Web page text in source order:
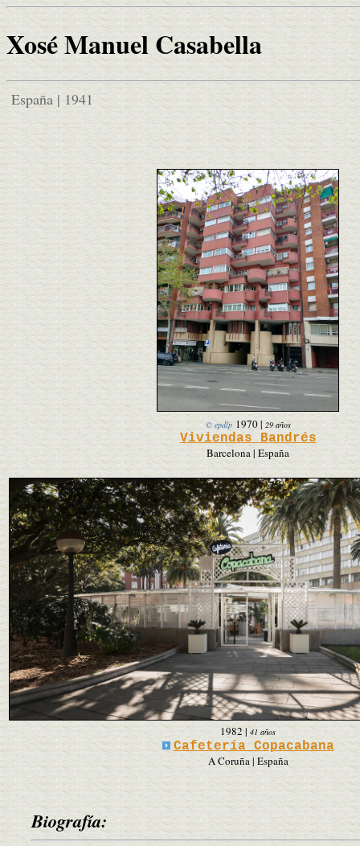
Xosé Manuel Casabella
España | 1941
© epdlp 1970| 29 años
Viviendas Bandrés
Barcelona | España
1982|41 años
Cafetería Copacabana
A Coruña | España
Biografía: